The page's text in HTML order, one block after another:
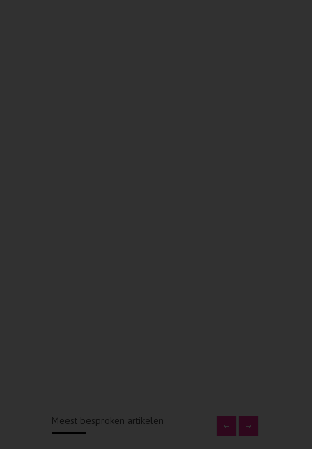
Meest besproken artikelen